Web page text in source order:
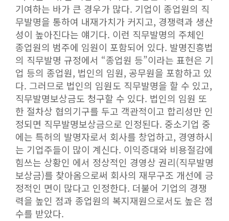
기여하는 바가 큰 경우가 많다. 기업이 종업원의 직
무발명을 통하여 내재가치가 커지고, 경쟁력과 생산
성이 높아진다는 얘기다. 이런 직무발명의 주체인
종업원의 범주에 임원이 포함되어 있다. 발명진흥법
의 직무발명 규정에서 “종업원 등”이라는 표현은 기
업 등의 종업원, 법인의 임원, 공무원을 포함하고 있
다. 그러므로 법인의 임원도 직무발명을 할 수 있고,
직무발명보상금도 청구할 수 있다. 법인의 임원 또
한 절차상 협의기구를 두고 객관적이고 합리성만 인
정되면 직무발명보상금으로 인정된다. 중소기업 중
에는 특허의 발명자로서 회사를 창업하고, 경영하시
는 기업주들이 많이 계신다. 이익증대와 비용절감에
힘쓰는 상황인 에서 정상적인 경영상 권리(직무발명
보상금)를 찾아옴으로써 회사의 재무구조 개선에 긍
정적인 면이 많다고 인정한다. 더불어 기업의 경쟁
력을 높인 점과 종업원의 복지재원으로서도 높은 점
수를 받았다.